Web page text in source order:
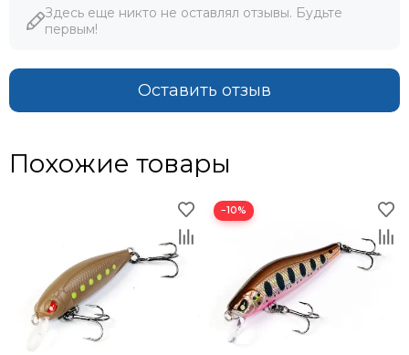
Здесь еще никто не оставлял отзывы. Будьте
первым!
Оставить отзыв
Похожие товары
−10%